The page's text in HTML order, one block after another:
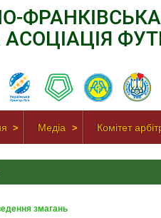
ФРАНКІВСЬКА
Медіа Комітет
змагань